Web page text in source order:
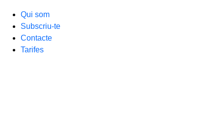
Qui som
Subscriu-te
Contacte
Tarifes